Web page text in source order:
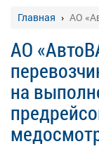
Главная АО
АО
на